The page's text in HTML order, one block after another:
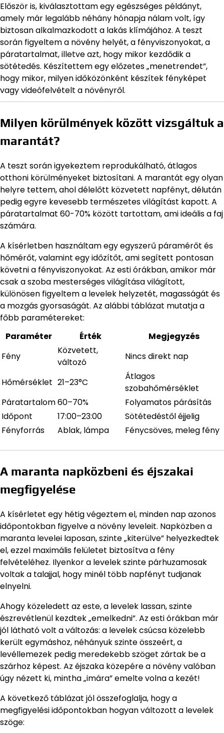
Először is, kiválasztottam egy egészséges példányt,
amely már legalább néhány hónapja nálam volt, így
biztosan alkalmazkodott a lakás klímájához. A teszt
során figyeltem a növény helyét, a fényviszonyokat, a
páratartalmat, illetve azt, hogy mikor kezdődik a
sötétedés. Készítettem egy előzetes „menetrendet”,
hogy mikor, milyen időközönként készítek fényképet
vagy videófelvételt a növényről.
Milyen körülmények között vizsgáltuk a
marantát?
A teszt során igyekeztem reprodukálható, átlagos
otthoni körülményeket biztosítani. A marantát egy olyan
helyre tettem, ahol délelőtt közvetett napfényt, délután
pedig egyre kevesebb természetes világítást kapott. A
páratartalmat 60-70% között tartottam, ami ideális a faj
számára.
A kísérletben használtam egy egyszerű páramérőt és
hőmérőt, valamint egy időzítőt, ami segített pontosan
követni a fényviszonyokat. Az esti órákban, amikor már
csak a szoba mesterséges világítása világított,
különösen figyeltem a levelek helyzetét, magasságát és
a mozgás gyorsaságát. Az alábbi táblázat mutatja a
főbb paramétereket:
Paraméter
Érték
Megjegyzés
Fény
Közvetett,
változó
Nincs direkt nap
Hőmérséklet 21–23°C
Átlagos
szobahőmérséklet
Páratartalom60–70%
Folyamatos párásítás
Időpont
17:00–23:00
Sötétedéstől éjjelig
Fényforrás
Ablak, lámpa Fénycsöves, meleg fény
A maranta napközbeni és éjszakai
megfigyelése
A kísérletet egy hétig végeztem el, minden nap azonos
időpontokban figyelve a növény leveleit. Napközben a
maranta levelei laposan, szinte „kiterülve” helyezkedtek
el, ezzel maximális felületet biztosítva a fény
felvételéhez. Ilyenkor a levelek szinte párhuzamosak
voltak a talajjal, hogy minél több napfényt tudjanak
elnyelni.
Ahogy közeledett az este, a levelek lassan, szinte
észrevétlenül kezdtek „emelkedni”. Az esti órákban már
jól látható volt a változás: a levelek csúcsa közelebb
került egymáshoz, néhányuk szinte összeért, a
levéllemezek pedig meredekebb szöget zártak be a
szárhoz képest. Az éjszaka közepére a növény valóban
úgy nézett ki, mintha „imára” emelte volna a kezét!
A következő táblázat jól összefoglalja, hogy a
megfigyelési időpontokban hogyan változott a levelek
szöge: